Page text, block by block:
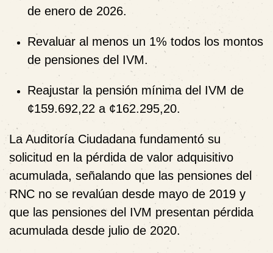
de enero de 2026.
Revaluar al menos un 1% todos los montos
de pensiones del IVM.
Reajustar la pensión mínima del IVM de
¢159.692,22 a ¢162.295,20.
La Auditoría Ciudadana fundamentó su
solicitud en la pérdida de valor adquisitivo
acumulada, señalando que las pensiones del
RNC no se revalúan desde mayo de 2019 y
que las pensiones del IVM presentan pérdida
acumulada desde julio de 2020.